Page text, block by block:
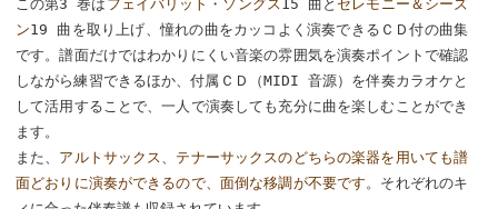
この第3 巻は フェイバリット・ソングス 15 曲と セレモニー＆シーズ
ン19 曲を取り上げ、憧れの曲をカッコよく演奏できるＣＤ付の曲集
です。譜面だけではわかりにくい音楽の雰囲気を演奏ポイントで確認
しながら練習できるほか、付属ＣＤ（MIDI 音源）を伴奏カラオケと
して活用することで、一人で演奏しても充分に曲を楽しむことができ
ます。
また、 アルトサックス、テナーサックスのどちらの楽器を用いても譜
面どおりに演奏ができるので、面倒な移調が不要です。 それぞれのキ